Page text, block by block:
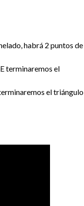
habrá 2 puntos de
terminaremos el
el triángulo